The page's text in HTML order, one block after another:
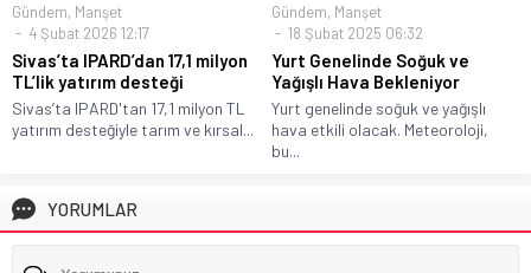
Gündem, Manşet
4 Şubat 2026 12:17
Sivas’ta IPARD’dan 17,1 milyon
TL’lik yatırım desteği
Sivas’ta IPARD'tan 17,1 milyon TL
yatırım desteğiyle tarım ve kırsal...
Gündem, Manşet
18 Şubat 2025 06:32
Yurt Genelinde Soğuk ve
Yağışlı Hava Bekleniyor
Yurt genelinde soğuk ve yağışlı
hava etkili olacak. Meteoroloji,
bu...
YORUMLAR